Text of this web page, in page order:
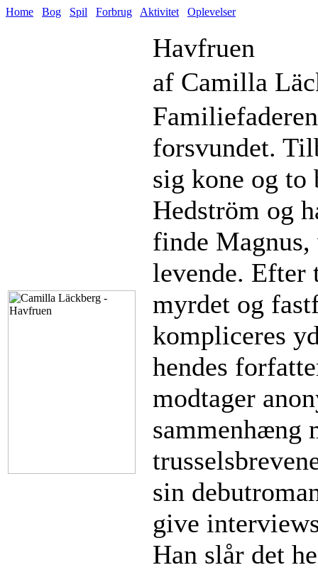
Home Bog Spil Forbrug Aktivitet Oplevelser
Havfruen
af Camilla
forsvundet.
sig kone og to
Hedström og
finde
levende. Efter
myrdet og
kompliceres
hendes
modtager
sammenhæng
sin
give
Han slår det